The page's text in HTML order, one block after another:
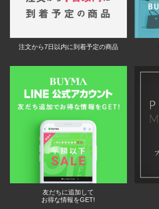
注文から7日以内に到着予定の商品
友だちに追加して
お得な情報をGET!